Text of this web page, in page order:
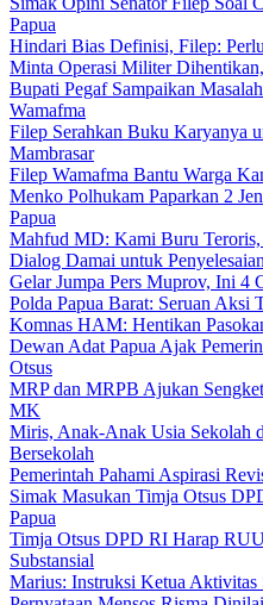
Papua
Hindari Bias Definisi, Filep:
Minta Operasi Militer
Bupati Pegaf Sampaikan
Wamafma
Filep Serahkan Buku Karyanya
Mambrasar
Filep Wamafma Bantu Warga
Menko Polhukam Paparkan 2
Papua
Mahfud MD: Kami Buru Teroris,
Dialog Damai untuk
Gelar Jumpa Pers Muprov, Ini 4
Polda Papua Barat: Seruan
Komnas HAM: Hentikan
Dewan Adat Papua Ajak
Otsus
MRP dan MRPB Ajukan
MK
Miris, Anak-Anak Usia Sekolah
Bersekolah
Pemerintah Pahami Aspirasi
Simak Masukan Timja Otsus
Papua
Timja Otsus DPD RI Harap
Substansial
Marius: Instruksi Ketua